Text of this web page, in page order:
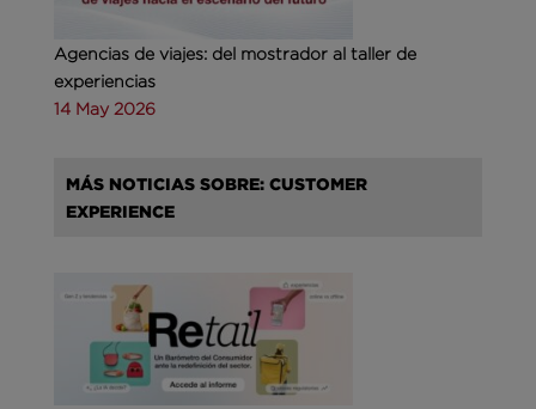
Agencias de viajes: del mostrador al taller de
experiencias
14 May 2026
MÁS NOTICIAS SOBRE: CUSTOMER
EXPERIENCE